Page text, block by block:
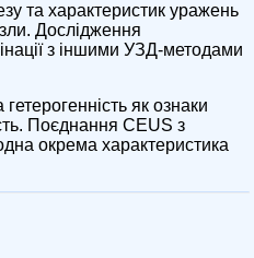
та характеристик уражень
Дослідження
з іншими УЗД-методами
як ознаки
Поєднання CEUS з
окрема характеристика